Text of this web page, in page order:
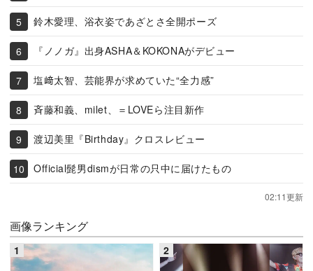
鈴木愛理、浴衣姿であざとさ全開ポーズ
『ノノガ』出身ASHA＆KOKONAがデビュー
塩﨑太智、芸能界が求めていた“全力感”
斉藤和義、milet、＝LOVEら注目新作
渡辺美里『Birthday』クロスレビュー
Official髭男dismが日常の只中に届けたもの
02:11更新
画像ランキング